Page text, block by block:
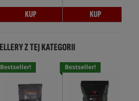
KUP KUP
Z TEJ KATEGORII
Bestseller! Bestseller!